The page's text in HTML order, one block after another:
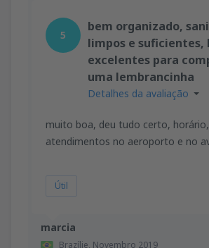
marcia
Brazílie, Novembro 2019
5
bem organizado,
limpos e suficientes,
excelentes para
uma lembrancinha
Detalhes da avaliação
muito boa, deu tudo certo,
atendimentos no aeroporto e no
Útil